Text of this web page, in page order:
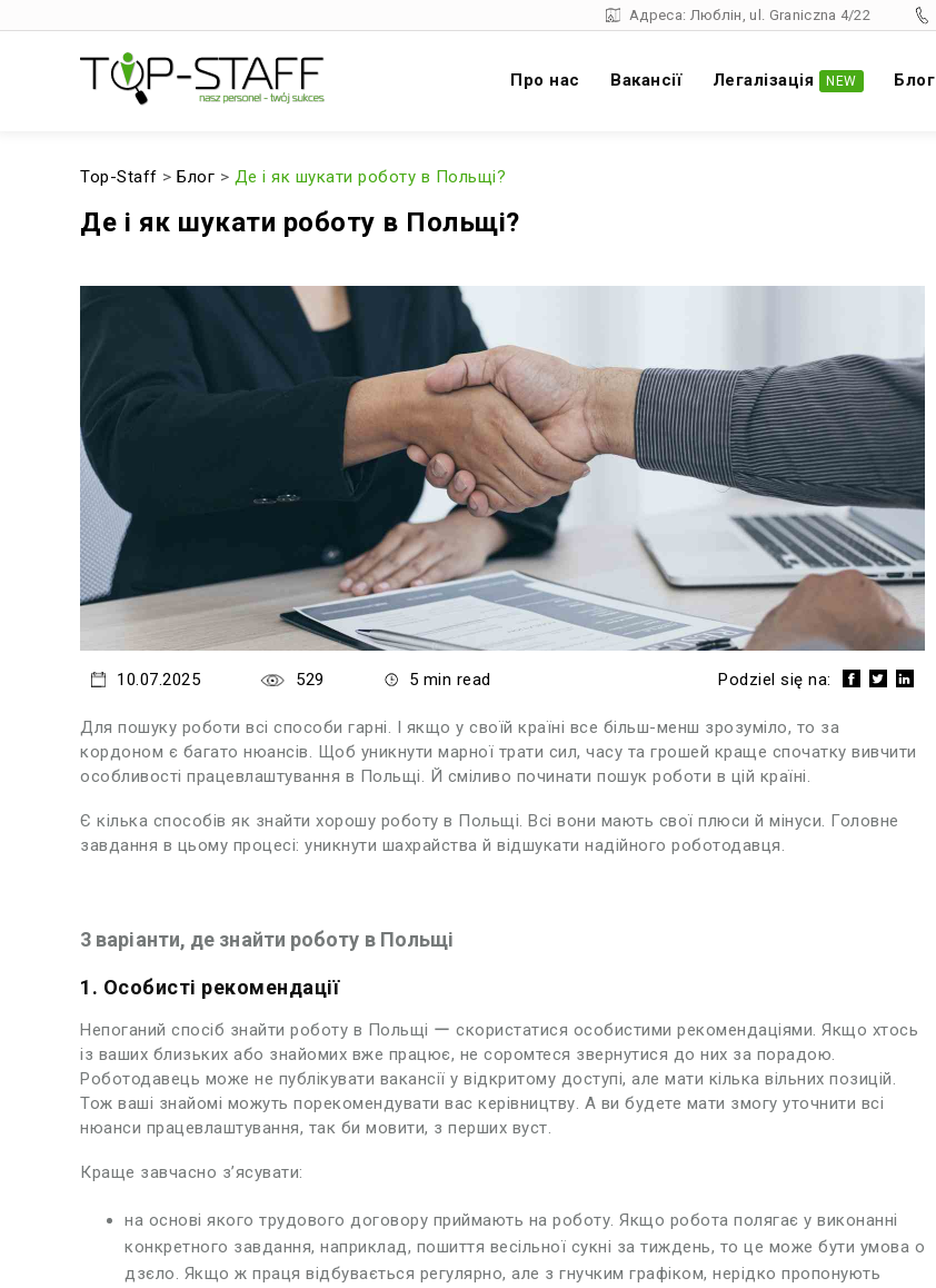
Адреса: Люблін, ul. Graniczna 4/22
Про нас Вакансії Легалізація NEW Блог
Top-Staff > Блог > Де і як шукати роботу в Польщі?
Де і як шукати роботу в Польщі?
10.07.2025 529 5 min read Podziel się na:
Для пошуку роботи всі способи гарні. І якщо у своїй країні все більш-менш зрозуміло, то за
кордоном є багато нюансів. Щоб уникнути марної трати сил, часу та грошей краще спочатку вивчити
особливості працевлаштування в Польщі. Й сміливо починати пошук роботи в цій країні.
Є кілька способів як знайти хорошу роботу в Польщі. Всі вони мають свої плюси й мінуси. Головне
завдання в цьому процесі: уникнути шахрайства й відшукати надійного роботодавця.
3 варіанти, де знайти роботу в Польщі
1. Особисті рекомендації
Непоганий спосіб знайти роботу в Польщі ー скористатися особистими рекомендаціями. Якщо хтось
із ваших близьких або знайомих вже працює, не соромтеся звернутися до них за порадою.
Роботодавець може не публікувати вакансії у відкритому доступі, але мати кілька вільних позицій.
Тож ваші знайомі можуть порекомендувати вас керівництву. А ви будете мати змогу уточнити всі
нюанси працевлаштування, так би мовити, з перших вуст.
Краще завчасно з’ясувати:
на основі якого трудового договору приймають на роботу. Якщо робота полягає у виконанні
конкретного завдання, наприклад, пошиття весільної сукні за тиждень, то це може бути умова о
дзєло. Якщо ж праця відбувається регулярно, але з гнучким графіком, нерідко пропонують